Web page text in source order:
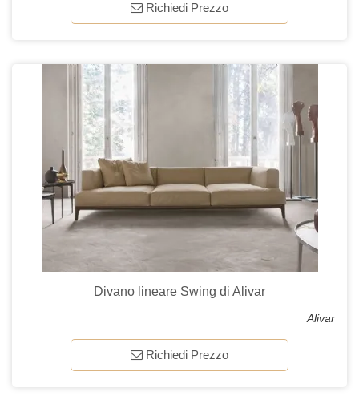
Richiedi Prezzo
Divano lineare Swing di Alivar
Alivar
Richiedi Prezzo